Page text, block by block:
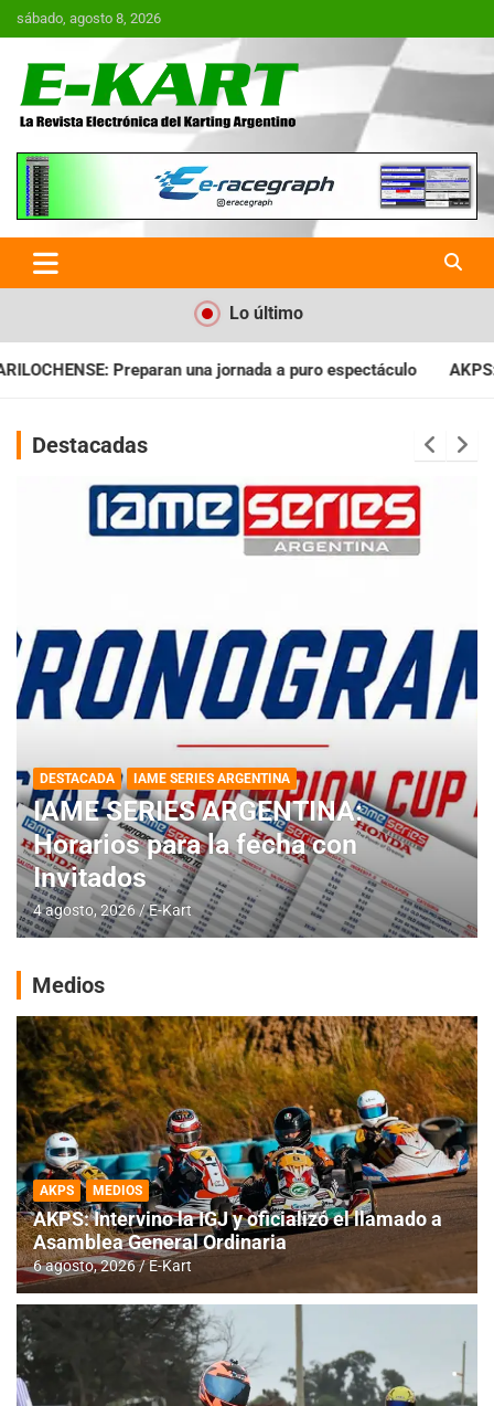
Saltar
al
sábado, agosto 8, 2026
E-Kart.com.ar | La Revista
Electrónica del Karting en
Argentina
Lo último
a puro espectáculo AKPS: Intervino la IGJ y oficializó el
Destacadas
DESTACADA IAME SERIES ARGENTINA
IAME SERIES ARGENTINA:
Horarios para la fecha con
Invitados
4 agosto, 2026 E-Kart
Medios
AKPS MEDIOS
AKPS: Intervino la IGJ y oficializó el llamado a
Asamblea General Ordinaria
6 agosto, 2026 E-Kart